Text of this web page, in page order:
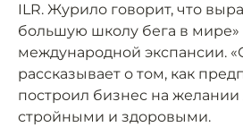
ILR. Журило говорит, что
большую школу бега в мире»
международной экспансии.
рассказывает о том, как
построил бизнес на
стройными и здоровыми.